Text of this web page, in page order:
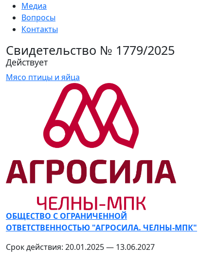
Медиа
Вопросы
Контакты
Свидетельство № 1779/2025
Действует
Мясо птицы и яйца
ОБЩЕСТВО С ОГРАНИЧЕННОЙ
ОТВЕТСТВЕННОСТЬЮ "АГРОСИЛА. ЧЕЛНЫ-МПК"
Срок действия: 20.01.2025 — 13.06.2027